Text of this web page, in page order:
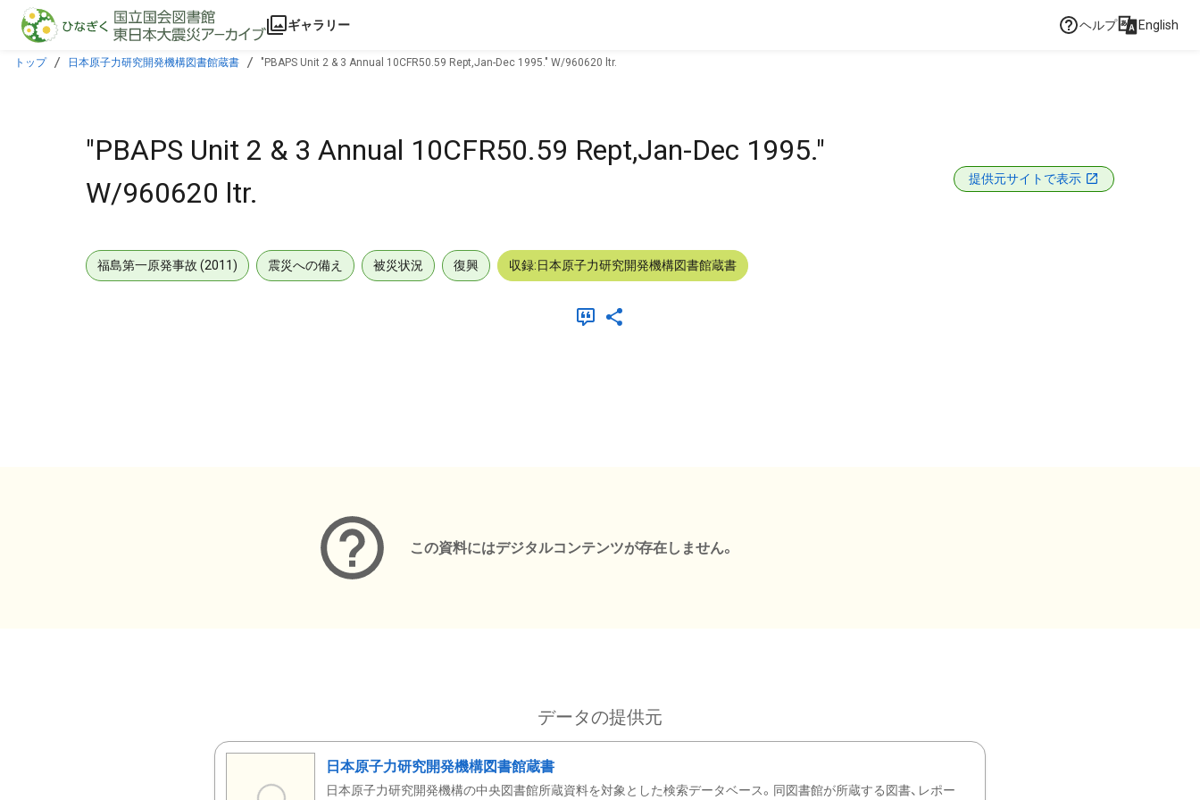
本文に飛ぶ
ギャラリー ヘルプ English
トップ 日本原子力研究開発機構図書館蔵書 "PBAPS Unit 2 & 3 Annual 10CFR50.59 Rept,Jan-Dec 1995." W/960620 ltr.
"PBAPS Unit 2 & 3 Annual 10CFR50.59 Rept,Jan-Dec 1995."
W/960620 ltr.
提供元サイトで表示
福島第一原発事故 (2011) 震災への備え 被災状況 復興 収録:日本原子力研究開発機構図書館蔵書
この資料にはデジタルコンテンツが存在しません。
データの提供元
日本原子力研究開発機構図書館蔵書
日本原子力研究開発機構の中央図書館所蔵資料を対象とした検索データベース。同図書館が所蔵する図書、レポー